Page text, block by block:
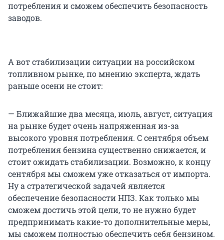
потребления и сможем обеспечить безопасность
заводов.
А вот стабилизации ситуации на российском
топливном рынке, по мнению эксперта, ждать
раньше осени не стоит:
— Ближайшие два месяца, июль, август, ситуация
на рынке будет очень напряженная из-за
высокого уровня потребления. С сентября объем
потребления бензина существенно снижается, и
стоит ожидать стабилизации. Возможно, к концу
сентября мы сможем уже отказаться от импорта.
Ну а стратегической задачей является
обеспечение безопасности НПЗ. Как только мы
сможем достичь этой цели, то не нужно будет
предпринимать какие-то дополнительные меры,
мы сможем полностью обеспечить себя бензином.